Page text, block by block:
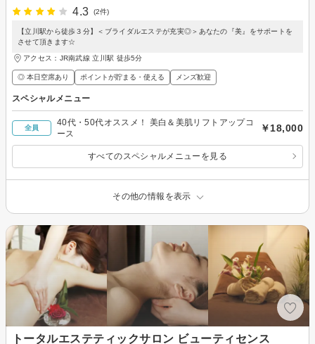
4.3
(2件)
【立川駅から徒歩３分】＜ブライダルエステが充実◎＞あなたの『美』をサポートを
させて頂きます☆
アクセス：JR南武線 立川駅 徒歩5分
◎ 本日空席あり ポイントが貯まる・使える メンズ歓迎
スペシャルメニュー
全員
40代・50代オススメ！ 美白＆美肌リフトアップコ
ース
￥18,000
すべてのスペシャルメニューを見る
その他の情報を表示
トータルエステティックサロン ビューティセンス